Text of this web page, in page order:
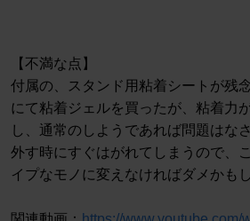
【不満な点】
付属の、スタンド用粘着シートが残
にて粘着ジェルを買ったが、粘着力
し、通常のしようであれば問題はな
外す時にすぐはがれてしまうので、
イプなモノに変えなければダメかも